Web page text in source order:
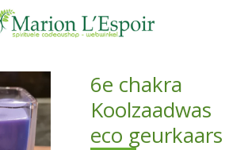
6e chakra
Koolzaadwas
eco geurkaars